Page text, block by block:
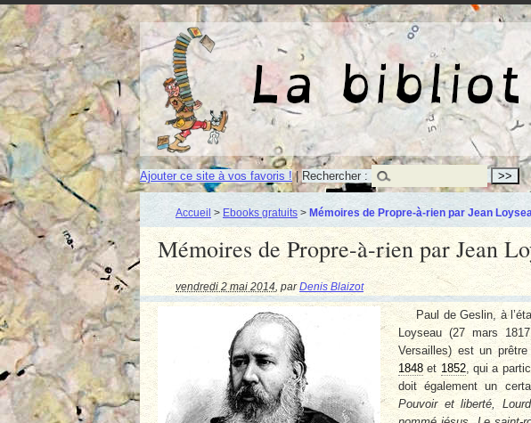
Ajouter ce site à vos favoris !|Rechercher :
Accueil > Ebooks gratuits > Mémoires de Propre-à-rien par Jean
Mémoires de Propre-à-rien par Jean
vendredi 2 mai 2014 parDenis Blaizot
Paul de Geslin, à
Loyseau (27 mars
Versailles) est un
1848 et 1852, qui a
doit également un
Pouvoir et liberté,